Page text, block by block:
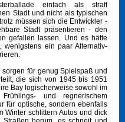
einfach als straff
Stadt und nicht als typischen
müssen sich die Entwickler -
Stadt präsentieren - den
gefallen lassen. Und es hätte
wenigstens ein paar Alternativ-
für genug Spielspaß und
die sich von 1945 bis 1951
Bay logischerweise sowohl im
und regnerischem
für optische, sondern ebenfalls
Winter schlittern Autos und dick